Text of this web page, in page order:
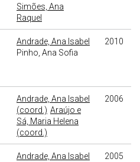
Simões, Ana
Raquel
Andrade, Ana Isabel
Pinho, Ana Sofia
2010
Andrade, Ana Isabel
(coord.) Araújo e
Sá, Maria Helena
(coord.)
2006
Andrade, Ana Isabel
2005